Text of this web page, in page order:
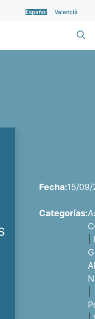
Español Valencià
Fecha:15/09/
Categorías: